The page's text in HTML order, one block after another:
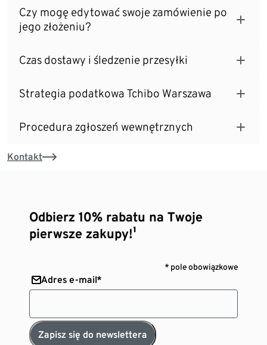
Czy mogę edytować swoje zamówienie po
jego złożeniu?
Czas dostawy i śledzenie przesyłki
Strategia podatkowa Tchibo Warszawa
Procedura zgłoszeń wewnętrznych
Kontakt
Odbierz 10% rabatu na Twoje
pierwsze zakupy!¹
* pole obowiązkowe
Adres e-mail*
Zapisz się do newslettera